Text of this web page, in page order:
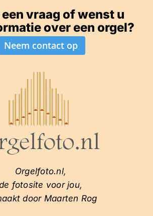
vraag of wenst u
over een orgel?
Neem contact op
Orgelfoto.nl,
fotosite voor jou,
door Maarten Rog